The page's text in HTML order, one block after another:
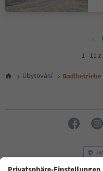
1 - 11
Ubytování Badlbetriebe